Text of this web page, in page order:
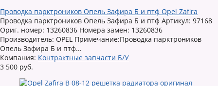
Проводка парктроников Опель Зафира Б и птф Opel Zafira
Проводка парктроников Опель Зафира Б и птф Артикул: 97168
Ориг. номер: 13260836 Номера замен: 13260836
Производитель: OPEL Примечание:Проводка парктроников
Опель Зафира Б и птф...
Компания: Контрактные запчасти Б/У
3 500 руб.